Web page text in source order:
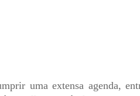
uma extensa agenda,